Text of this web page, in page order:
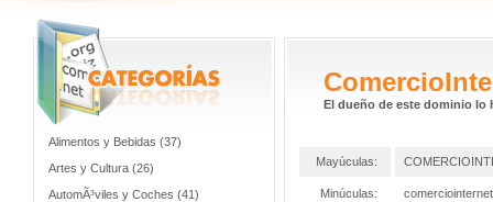
Alimentos y Bebidas (37)
Artes y Cultura (26)
AutomÃ³viles y Coches (41)
El dueño de este dominio lo
Mayúculas:
Minúculas: